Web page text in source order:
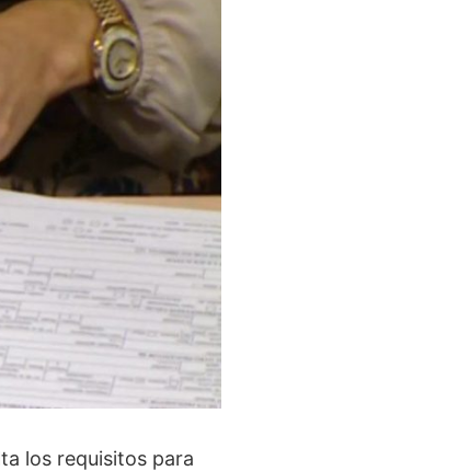
los requisitos para